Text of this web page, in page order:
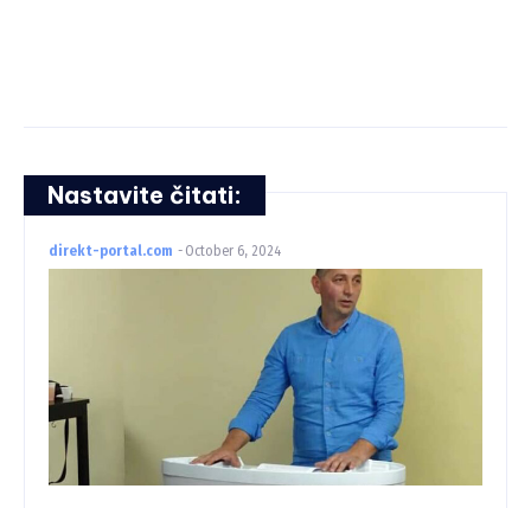
Nastavite čitati:
direkt-portal.com - October 6, 2024